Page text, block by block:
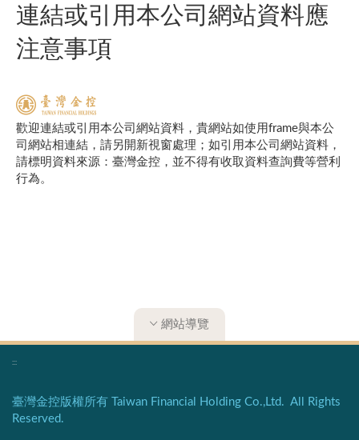
連結或引用本公司網站資料應
注意事項
歡迎連結或引用本公司網站資料，貴網站如使用frame與本公
司網站相連結，請另開新視窗處理；如引用本公司網站資料，
請標明資料來源：臺灣金控，並不得有收取資料查詢費等營利
行為。​​​​
網站導覽
:::
臺灣金控版權所有 Taiwan Financial Holding Co.,Ltd. All Rights
Reserved.